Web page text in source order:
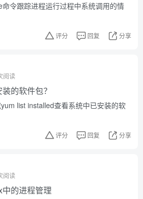
令跟踪进程运行过程中系统调用的情
评分 回复 分享
阅读
的软件包？
list installed查看系统中已安装的软
评分 回复 分享
阅读
的进程管理